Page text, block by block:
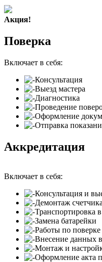
Акция!
Поверка
Включает в себя:
Консультация
Выезд мастера
Диагностика
Проведение
Оформление
Отправка
Аккредитация
Включает в себя:
Консультация и
Демонтаж счетчика
Транспортировка
Замена батарейки
Работы по
Внесение данных
Монтаж и
Оформление акта